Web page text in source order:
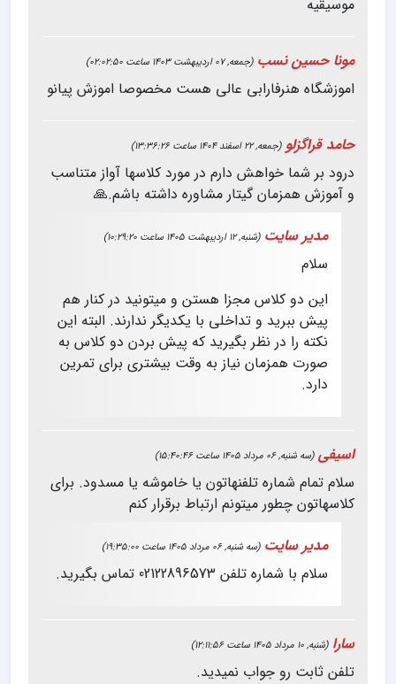
موسیقیه
مونا حسین نسب(جمعه, 07 اردیبهشت 1403 ساعت 02:02:50)
اموزشگاه هنرفارابی عالی هست مخصوصا اموزش پیانو
حامد قراگزلو(جمعه, 22 اسفند 1404 ساعت 13:36:26)
درود بر شما خواهش دارم در مورد کلاسها آواز متناسب
و آموزش همزمان گیتار مشاوره داشته باشم.🙏
مدیر سایت (شنبه, 12 اردیبهشت 1405 ساعت 10:29:20)
سلام
این دو کلاس مجزا هستن و میتونید در کنار هم
پیش ببرید و تداخلی با یکدیگر ندارند. البته این
نکته را در نظر بگیرید که پیش بردن دو کلاس به
صورت همزمان نیاز به وقت بیشتری برای تمرین
دارد.
اسیفی (سه شنبه, 06 مرداد 1405 ساعت 15:40:46)
سلام تمام شماره تلفنهاتون یا خاموشه یا مسدود. برای
کلاسهاتون چطور میتونم ارتباط برقرار کنم
مدیر سایت (سه شنبه, 06 مرداد 1405 ساعت 19:35:00)
سلام با شماره تلفن 02122896573 تماس بگیرید.
سارا (شنبه, 10 مرداد 1405 ساعت 12:11:56)
تلفن ثابت رو جواب نمیدید.